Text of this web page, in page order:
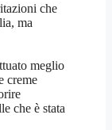
che
ma
meglio
creme
che è stata